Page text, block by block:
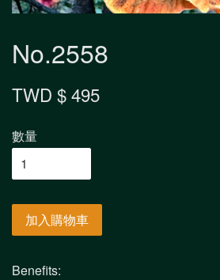
No.2558
TWD $ 495
數量
加入購物車
Benefits: